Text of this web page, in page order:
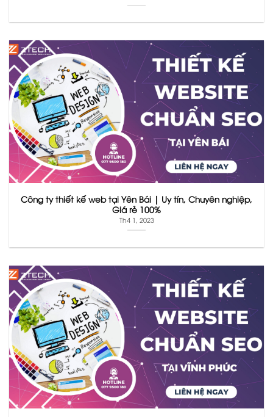
Công ty thiết kế web tại Yên Bái | Uy tín, Chuyên nghiệp,
Giá rẻ 100%
Th4 1, 2023